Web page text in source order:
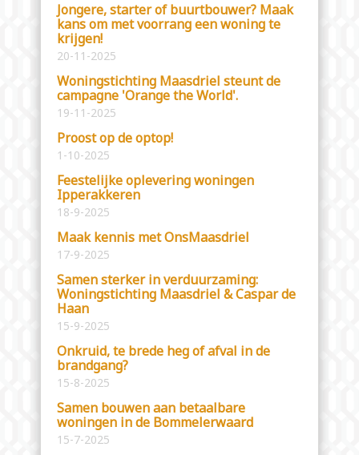
Jongere, starter of buurtbouwer? Maak
kans om met voorrang een woning te
krijgen!
20-11-2025
Woningstichting Maasdriel steunt de
campagne 'Orange the World'.
19-11-2025
Proost op de optop!
1-10-2025
Feestelijke oplevering woningen
Ipperakkeren
18-9-2025
Maak kennis met OnsMaasdriel
17-9-2025
Samen sterker in verduurzaming:
Woningstichting Maasdriel & Caspar de
Haan
15-9-2025
Onkruid, te brede heg of afval in de
brandgang?
15-8-2025
Samen bouwen aan betaalbare
woningen in de Bommelerwaard
15-7-2025